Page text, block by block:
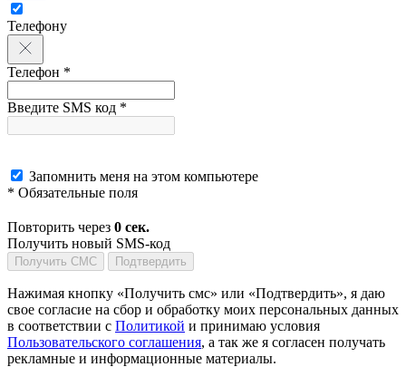
Телефону
Телефон *
Введите SMS код *
Запомнить меня на этом компьютере
* Обязательные поля
Повторить через 0 сек.
Получить новый SMS-код
Получить СМС Подтвердить
Нажимая кнопку «Получить смс» или «Подтвердить», я даю
свое согласие на сбор и обработку моих персональных данных
в соответствии с Политикой и принимаю условия
Пользовательского соглашения, а так же я согласен получать
рекламные и информационные материалы.